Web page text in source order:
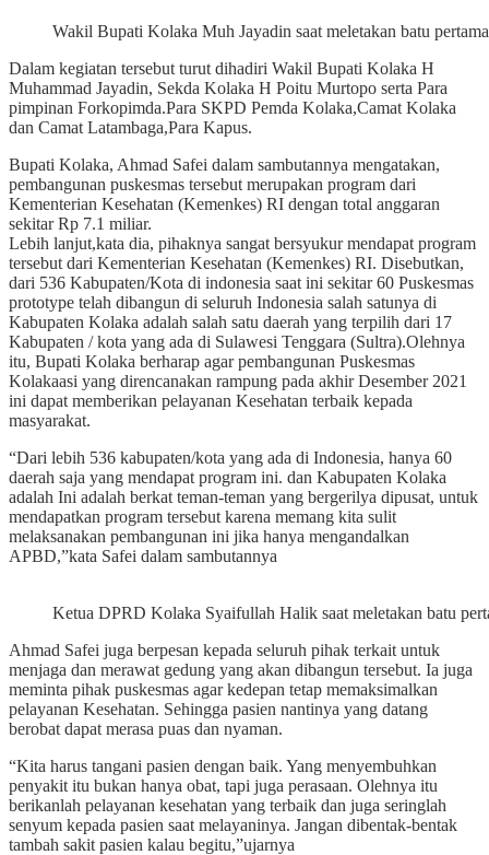
Wakil Bupati Kolaka Muh Jayadin saat meletakan batu
Dalam kegiatan tersebut turut dihadiri Wakil Bupati Kolaka H
Muhammad Jayadin, Sekda Kolaka H Poitu Murtopo serta Para
pimpinan Forkopimda.Para SKPD Pemda Kolaka,Camat Kolaka
dan Camat Latambaga,Para Kapus.
Bupati Kolaka, Ahmad Safei dalam sambutannya mengatakan,
pembangunan puskesmas tersebut merupakan program dari
Kementerian Kesehatan (Kemenkes) RI dengan total anggaran
sekitar Rp 7.1 miliar.
Lebih lanjut,kata dia, pihaknya sangat bersyukur mendapat program
tersebut dari Kementerian Kesehatan (Kemenkes) RI. Disebutkan,
dari 536 Kabupaten/Kota di indonesia saat ini sekitar 60 Puskesmas
prototype telah dibangun di seluruh Indonesia salah satunya di
Kabupaten Kolaka adalah salah satu daerah yang terpilih dari 17
Kabupaten / kota yang ada di Sulawesi Tenggara (Sultra).Olehnya
itu, Bupati Kolaka berharap agar pembangunan Puskesmas
Kolakaasi yang direncanakan rampung pada akhir Desember 2021
ini dapat memberikan pelayanan Kesehatan terbaik kepada
masyarakat.
“Dari lebih 536 kabupaten/kota yang ada di Indonesia, hanya 60
daerah saja yang mendapat program ini. dan Kabupaten Kolaka
adalah Ini adalah berkat teman-teman yang bergerilya dipusat, untuk
mendapatkan program tersebut karena memang kita sulit
melaksanakan pembangunan ini jika hanya mengandalkan
APBD,”kata Safei dalam sambutannya
Ketua DPRD Kolaka Syaifullah Halik saat meletakan batu
Ahmad Safei juga berpesan kepada seluruh pihak terkait untuk
menjaga dan merawat gedung yang akan dibangun tersebut. Ia juga
meminta pihak puskesmas agar kedepan tetap memaksimalkan
pelayanan Kesehatan. Sehingga pasien nantinya yang datang
berobat dapat merasa puas dan nyaman.
“Kita harus tangani pasien dengan baik. Yang menyembuhkan
penyakit itu bukan hanya obat, tapi juga perasaan. Olehnya itu
berikanlah pelayanan kesehatan yang terbaik dan juga seringlah
senyum kepada pasien saat melayaninya. Jangan dibentak-bentak
tambah sakit pasien kalau begitu,”ujarnya